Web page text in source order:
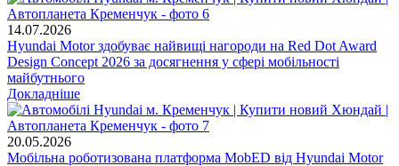
14.07.2026
Hyundai Motor здобуває найвищі нагороди на Red Dot Award
Design Concept 2026 за досягнення у сфері мобільності
майбутнього
Докладніше
20.05.2026
Мобільна роботизована платформа MobED від Hyundai Motor